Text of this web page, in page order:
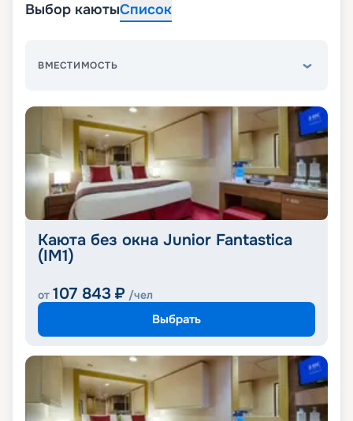
Выбор каютыСписок
ВМЕСТИМОСТЬ
Каюта без окна Junior Fantastica
(IM1)
от 107 843 ₽ /чел
Выбрать